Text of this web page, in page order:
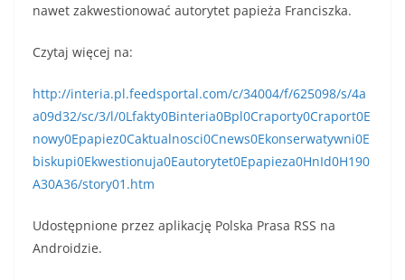
nawet zakwestionować autorytet papieża Franciszka.
Czytaj więcej na:
http://interia.pl.feedsportal.com/c/34004/f/625098/s/4a
a09d32/sc/3/l/0Lfakty0Binteria0Bpl0Craporty0Craport0E
nowy0Epapiez0Caktualnosci0Cnews0Ekonserwatywni0E
biskupi0Ekwestionuja0Eautorytet0Epapieza0HnId0H190
A30A36/story01.htm
Udostępnione przez aplikację Polska Prasa RSS na
Androidzie.